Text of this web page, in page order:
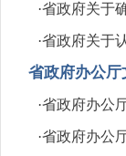
·省政府关于
·省政府关于
省政府办公厅
·省政府办公
·省政府办公